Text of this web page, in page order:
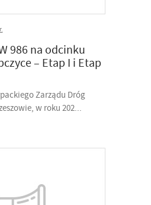
986 na odcinku
– Etap I i Etap
Zarządu Dróg
w roku 202...